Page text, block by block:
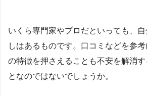
いくら専門家やプロだといっても、
しはあるものです。口コミなどを参
の特徴を押さえることも不安を解消
となのではないでしょうか。